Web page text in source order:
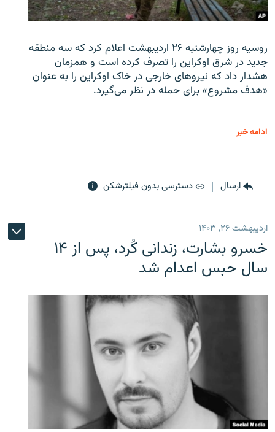
روسیه روز چهارشنبه ۲۶ اردیبهشت اعلام کرد که سه منطقه
جدید در شرق اوکراین را تصرف کرده است و همزمان
هشدار داد که نیروهای خارجی در خاک اوکراین را به عنوان
«هدف مشروع» برای حمله در نظر می‌گیرد.
ادامه خبر
ارسال دسترسی بدون فیلترشکن
اردیبهشت ۲۶, ۱۴۰۳
خسرو بشارت، زندانی کُرد، پس از ۱۴
سال حبس اعدام شد